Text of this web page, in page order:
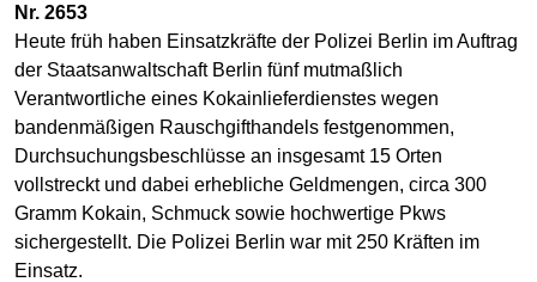
Nr. 2653
Heute früh haben Einsatzkräfte der Polizei Berlin im Auftrag
der Staatsanwaltschaft Berlin fünf mutmaßlich
Verantwortliche eines Kokainlieferdienstes wegen
bandenmäßigen Rauschgifthandels festgenommen,
Durchsuchungsbeschlüsse an insgesamt 15 Orten
vollstreckt und dabei erhebliche Geldmengen, circa 300
Gramm Kokain, Schmuck sowie hochwertige Pkws
sichergestellt. Die Polizei Berlin war mit 250 Kräften im
Einsatz.